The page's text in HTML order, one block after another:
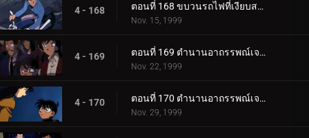
4 - 168 ตอนที่ 168 ขบวนรถไฟที่เงียบสงัด
Nov. 15, 1999
4 - 169 ตอนที่ 169 ตำนานอาถรรพณ์เจดีย์ห้าชั้น (ตอนแรก)
Nov. 22, 1999
4 - 170 ตอนที่ 170 ตำนานอาถรรพณ์เจดีย์ห้าชั้น (ตอนจบ)
Nov. 29, 1999